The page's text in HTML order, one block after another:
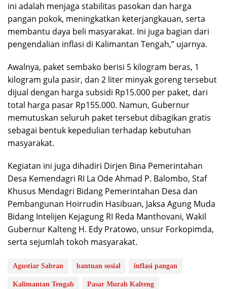
ini adalah menjaga stabilitas pasokan dan harga
pangan pokok, meningkatkan keterjangkauan, serta
membantu daya beli masyarakat. Ini juga bagian dari
pengendalian inflasi di Kalimantan Tengah,” ujarnya.
Awalnya, paket sembako berisi 5 kilogram beras, 1
kilogram gula pasir, dan 2 liter minyak goreng tersebut
dijual dengan harga subsidi Rp15.000 per paket, dari
total harga pasar Rp155.000. Namun, Gubernur
memutuskan seluruh paket tersebut dibagikan gratis
sebagai bentuk kepedulian terhadap kebutuhan
masyarakat.
Kegiatan ini juga dihadiri Dirjen Bina Pemerintahan
Desa Kemendagri RI La Ode Ahmad P. Balombo, Staf
Khusus Mendagri Bidang Pemerintahan Desa dan
Pembangunan Hoirrudin Hasibuan, Jaksa Agung Muda
Bidang Intelijen Kejagung RI Reda Manthovani, Wakil
Gubernur Kalteng H. Edy Pratowo, unsur Forkopimda,
serta sejumlah tokoh masyarakat.
Agustiar Sabran bantuan sosial inflasi pangan
Kalimantan Tengah Pasar Murah Kalteng